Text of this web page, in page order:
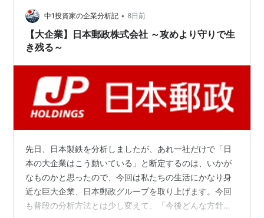
実際には郵貯資金はただの財源であり、その使われ方は
その先の議論である。財源として有効に使われるのなら
ば、むしろ財源を生み出すものとして大切にとらえてい
くべきものであろう。郵便局は独立採算であり、税金が
すなわち民営化されたからと言って、国家の支出（税金
の投入）は一円も減らないばかりか、逆に収入が減る事
2005年の衆議院議員選挙において賛成派が多かったこ
とから自民党が圧勝したが、小泉内閣及び自民党は保守
政党ではなくなり、リベラル政党に転換することとなっ
た。2013年には民営化事業を生かして東京都内に商業
施設「Kitte」を設置した。
中1投資家の企業分析記 • 8日前
【大企業】日本郵政株式会社 ～攻めより守りで生
き残る～
先日、日本製鉄を分析しましたが、あれ一社だけで「日
本の大企業はこう動いている」と断定するのは、いかが
なものかと思ったので、今回は私たちの生活にかなり身
近な巨大企業、日本郵政グループを取り上げます。今回
も普段の分析方法とは少し変えて、「今後どんな方針を